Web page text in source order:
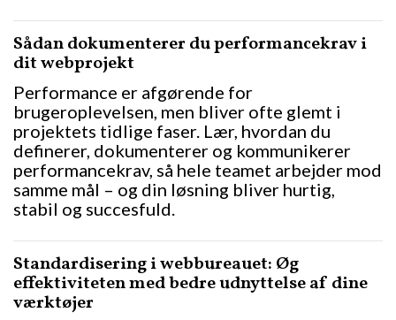
Sådan dokumenterer du performancekrav i
dit webprojekt
Performance er afgørende for
brugeroplevelsen, men bliver ofte glemt i
projektets tidlige faser. Lær, hvordan du
definerer, dokumenterer og kommunikerer
performancekrav, så hele teamet arbejder mod
samme mål – og din løsning bliver hurtig,
stabil og succesfuld.
Standardisering i webbureauet: Øg
effektiviteten med bedre udnyttelse af dine
værktøjer